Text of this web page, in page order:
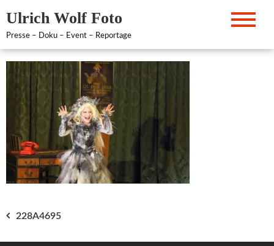
Inhalt
springen
Ulrich Wolf Foto
Presse – Doku – Event – Reportage
Beitragsnavigation
228A4695